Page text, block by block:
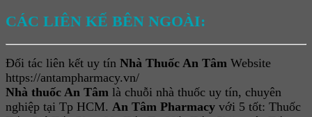
CÁC LIÊN KẾ BÊN NGOÀI:
Đối tác liên kết uy tín Nhà Thuốc An Tâm Website
https://antampharmacy.vn/
Nhà thuốc An Tâm là chuỗi nhà thuốc uy tín, chuyên
nghiệp tại Tp HCM. An Tâm Pharmacy với 5 tốt: Thuốc